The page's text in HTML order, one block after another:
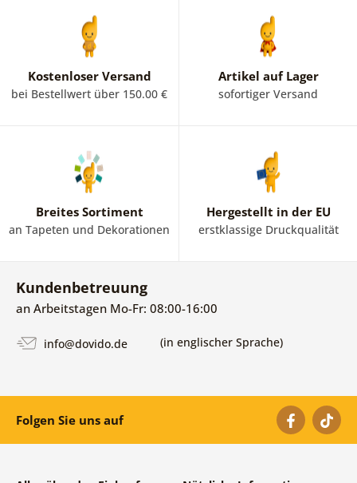
Kostenloser Versand
bei Bestellwert über 150.00 €
Artikel auf Lager
sofortiger Versand
Breites Sortiment
an Tapeten und Dekorationen
Hergestellt in der EU
erstklassige Druckqualität
Kundenbetreuung
an Arbeitstagen Mo-Fr: 08:00-16:00
info@dovido.de (in englischer Sprache)
Folgen Sie uns auf